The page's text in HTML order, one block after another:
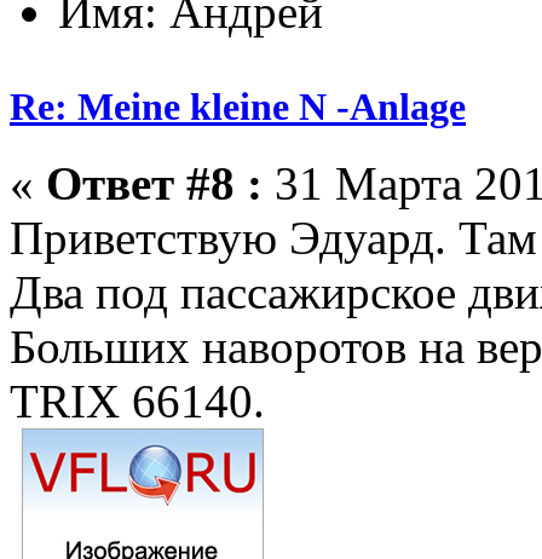
Имя: Андрей
Re: Meine kleine N -Anlage
« Ответ #8 : 31 Марта
Приветствую Эдуард.
Два под пассажирское
Больших наворотов на
TRIX 66140.